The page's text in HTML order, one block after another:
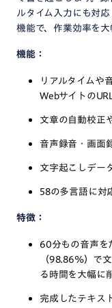
ルタイム入力にも対
機能で、作業効率を大
機能：
リアルタイムや
Webサイトの
文章の自動校正
音声録音・画面
文字起こしデー
58の多言語に対
特徴：
60分もの音声を
（98.86%）で
る時間を大幅に
完成したテキス